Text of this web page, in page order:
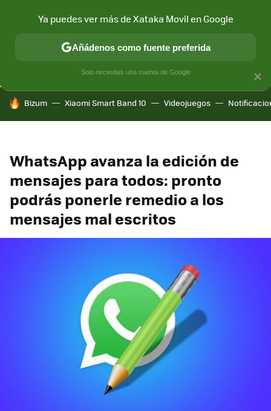
CONECTIVIDAD MÓVIL Y SOCIEDAD APLICACIONES
HOY SE HABLA DE
Bizum Xiaomi Smart Band 10 Videojuegos
WhatsApp avanza la edición de
mensajes para todos: pronto
podrás ponerle remedio a los
mensajes mal escritos
×
Ya puedes ver más de Xataka Movil en Google
Añádenos como fuente preferida
Solo necesitas una cuenta de Google